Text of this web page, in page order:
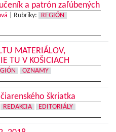
a patrón zaľúbených
Rubriky:
REGIÓN
MATERIÁLOV,
TU V KOŠICIACH
OZNAMY
škriatka
REDAKCIA EDITORIÁLY